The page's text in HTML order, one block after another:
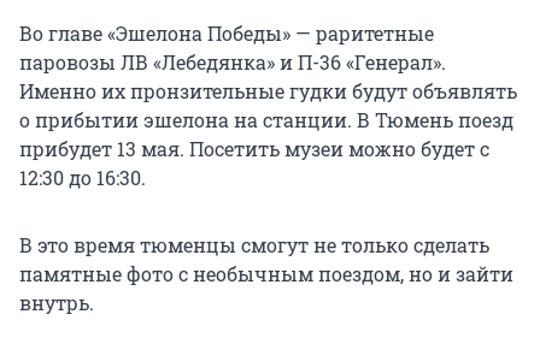
Во главе «Эшелона Победы» — раритетные
паровозы ЛВ «Лебедянка» и П-36 «Генерал».
Именно их пронзительные гудки будут объявлять
о прибытии эшелона на станции. В Тюмень поезд
прибудет 13 мая. Посетить музеи можно будет с
12:30 до 16:30.
В это время тюменцы смогут не только сделать
памятные фото с необычным поездом, но и зайти
внутрь.